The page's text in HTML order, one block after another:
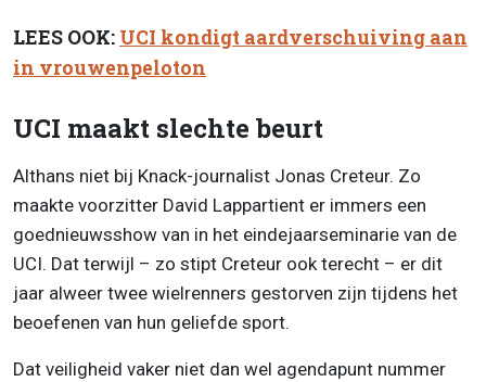
LEES OOK: UCI kondigt aardverschuiving aan
in vrouwenpeloton
UCI maakt slechte beurt
Althans niet bij Knack-journalist Jonas Creteur. Zo
maakte voorzitter David Lappartient er immers een
goednieuwsshow van in het eindejaarseminarie van de
UCI. Dat terwijl – zo stipt Creteur ook terecht – er dit
jaar alweer twee wielrenners gestorven zijn tijdens het
beoefenen van hun geliefde sport.
Dat veiligheid vaker niet dan wel agendapunt nummer